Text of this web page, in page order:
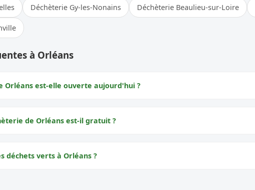
Déchèterie Gy-les-Nonains Déchèterie Beaulieu-sur-Loire
à Orléans
Orléans est-elle ouverte aujourd'hui ?
de Orléans est-il gratuit ?
déchets verts à Orléans ?